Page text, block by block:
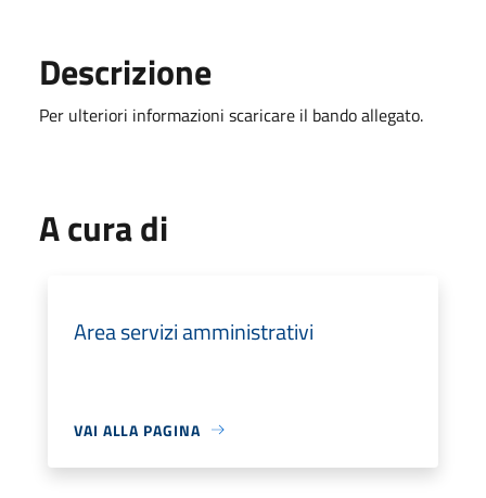
Descrizione
Per ulteriori informazioni scaricare il bando allegato.
A cura di
Area servizi amministrativi
VAI ALLA PAGINA